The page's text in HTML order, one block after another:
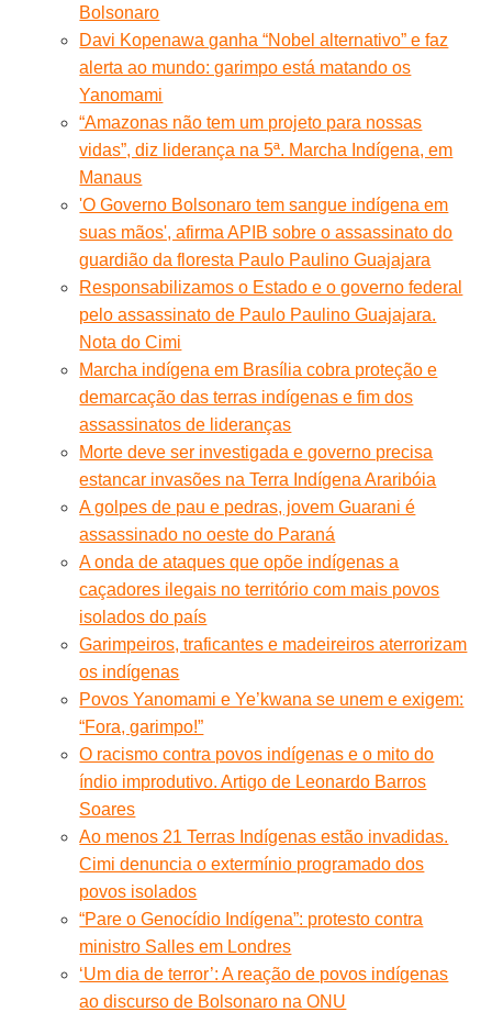
Bolsonaro
Davi Kopenawa ganha “Nobel alternativo” e faz
alerta ao mundo: garimpo está matando os
Yanomami
“Amazonas não tem um projeto para nossas
vidas”, diz liderança na 5ª. Marcha Indígena, em
Manaus
'O Governo Bolsonaro tem sangue indígena em
suas mãos', afirma APIB sobre o assassinato do
guardião da floresta Paulo Paulino Guajajara
Responsabilizamos o Estado e o governo federal
pelo assassinato de Paulo Paulino Guajajara.
Nota do Cimi
Marcha indígena em Brasília cobra proteção e
demarcação das terras indígenas e fim dos
assassinatos de lideranças
Morte deve ser investigada e governo precisa
estancar invasões na Terra Indígena Araribóia
A golpes de pau e pedras, jovem Guarani é
assassinado no oeste do Paraná
A onda de ataques que opõe indígenas a
caçadores ilegais no território com mais povos
isolados do país
Garimpeiros, traficantes e madeireiros aterrorizam
os indígenas
Povos Yanomami e Ye’kwana se unem e exigem:
“Fora, garimpo!”
O racismo contra povos indígenas e o mito do
índio improdutivo. Artigo de Leonardo Barros
Soares
Ao menos 21 Terras Indígenas estão invadidas.
Cimi denuncia o extermínio programado dos
povos isolados
“Pare o Genocídio Indígena”: protesto contra
ministro Salles em Londres
‘Um dia de terror’: A reação de povos indígenas
ao discurso de Bolsonaro na ONU